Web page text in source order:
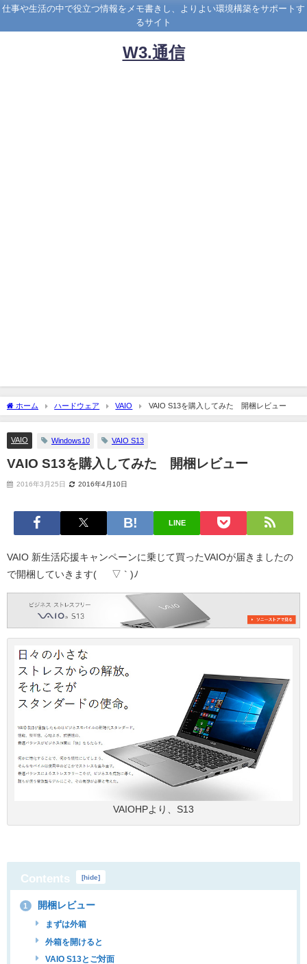
仕事や生活の中で役立つ情報をメモ書きし、よりよい環境構築をサポートす
るサイト
W3.通信
ホーム ハードウェア VAIO VAIO S13を購入してみた 開梱レビュー
VAIO Windows10 VAIO S13
VAIO S13を購入してみた 開梱レビュー
2016年3月25日 2016年4月10日
LINE
VAIO 新生活応援キャンペーンに乗じて買ったVAIOが届きましたの
で開梱していきます( ´ ▽ ` )ﾉ
VAIOHPより、S13
Contents [hide]
1 開梱レビュー
まずは外箱
外箱を開けると
VAIO S13とご対面